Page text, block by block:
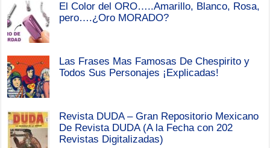
El Color del ORO…..Amarillo, Blanco, Rosa,
pero….¿Oro MORADO?
Las Frases Mas Famosas De Chespirito y
Todos Sus Personajes ¡Explicadas!
Revista DUDA – Gran Repositorio Mexicano
De Revista DUDA (A la Fecha con 202
Revistas Digitalizadas)